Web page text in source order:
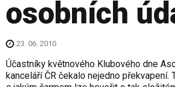
osobních
23. 06. 2010
Účastníky květnového Klubového dne
kanceláří ČR čekalo nejedno překvapení.